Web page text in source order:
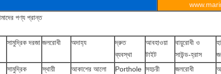
পণ্য প্রান্ত
সামুদ্রিক দরজা জলরোধী অদাহ্য
দ্রুত
ব্যবস্থা
আবহাওয়া
টাইট
বায়ুরোধী ও
সাউন্ড-হ্রাস
সামুদ্রিক
স্থায়ী আকাশের আলো Porthole সহচরী জলরোধী